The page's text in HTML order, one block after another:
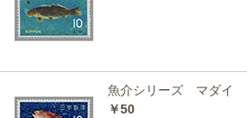
魚介シリーズ マダイ
￥50